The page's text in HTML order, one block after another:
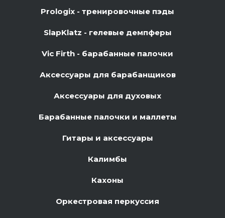
Prologix - тренировочные пэды
SlapKlatz - гелевые демпферы
Vic Firth - барабанные палочки
Аксессуары для барабанщиков
Аксессуары для духовых
Барабанные палочки и маллеты
Гитары и аксессуары
Калимбы
Кахоны
Оркестровая перкуссия